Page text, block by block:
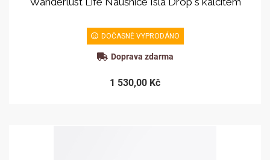
DOČASNĚ VYPRODÁNO
Doprava zdarma
1 530,00 Kč